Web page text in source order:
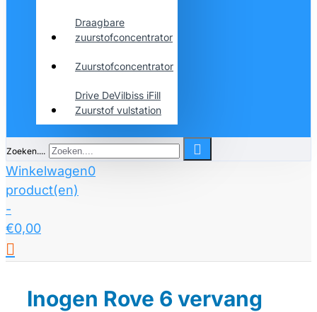
Draagbare
zuurstofconcentrator
Zuurstofconcentrator
Drive DeVilbiss iFill
Zuurstof vulstation
Zoeken....
Winkelwagen0
product(en)
-
€0,00
Inogen Rove 6 vervang